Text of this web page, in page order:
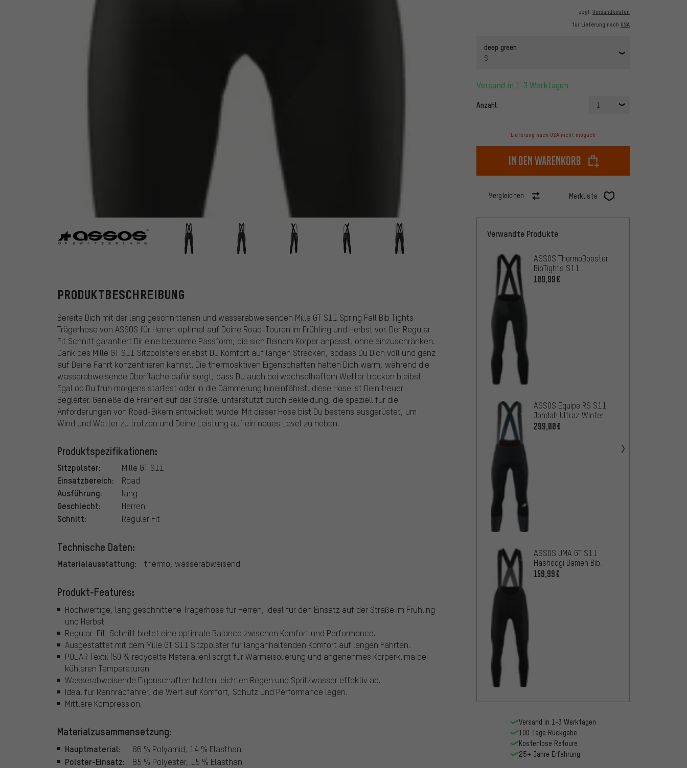
zzgl. Versandkosten
für Lieferung nach USA
deep green
S
Versand in 1-3 Werktagen
Anzahl: 1
Lieferung nach USA nicht möglich
In den Warenkorb
Vergleichen Merkliste
PRODUKTBESCHREIBUNG
Bereite Dich mit der lang geschnittenen und wasserabweisenden Mille GT S11 Spring Fall Bib Tights
Trägerhose von ASSOS für Herren optimal auf Deine Road-Touren im Frühling und Herbst vor. Der Regular
Fit Schnitt garantiert Dir eine bequeme Passform, die sich Deinem Körper anpasst, ohne einzuschränken.
Dank des Mille GT S11 Sitzpolsters erlebst Du Komfort auf langen Strecken, sodass Du Dich voll und ganz
auf Deine Fahrt konzentrieren kannst. Die thermoaktiven Eigenschaften halten Dich warm, während die
wasserabweisende Oberfläche dafür sorgt, dass Du auch bei wechselhaftem Wetter trocken bleibst.
Egal ob Du früh morgens startest oder in die Dämmerung hineinfährst, diese Hose ist Dein treuer
Begleiter. Genieße die Freiheit auf der Straße, unterstützt durch Bekleidung, die speziell für die
Anforderungen von Road-Bikern entwickelt wurde. Mit dieser Hose bist Du bestens ausgerüstet, um
Wind und Wetter zu trotzen und Deine Leistung auf ein neues Level zu heben.
Produktspezifikationen:
Sitzpolster: Mille GT S11
Einsatzbereich: Road
Ausführung: lang
Geschlecht: Herren
Schnitt: Regular Fit
Technische Daten:
Materialausstattung: thermo, wasserabweisend
Produkt-Features:
Hochwertige, lang geschnittene Trägerhose für Herren, ideal für den Einsatz auf der Straße im Frühling
und Herbst.
Regular-Fit-Schnitt bietet eine optimale Balance zwischen Komfort und Performance.
Ausgestattet mit dem Mille GT S11 Sitzpolster für langanhaltenden Komfort auf langen Fahrten.
POLAR Textil (50 % recycelte Materialien) sorgt für Wärmeisolierung und angenehmes Körperklima bei
kühleren Temperaturen.
Wasserabweisende Eigenschaften halten leichten Regen und Spritzwasser effektiv ab.
Ideal für Rennradfahrer, die Wert auf Komfort, Schutz und Performance legen.
Mittlere Kompression.
Materialzusammensetzung:
Hauptmaterial: 86 % Polyamid, 14 % Elasthan
Polster-Einsatz: 85 % Polyester, 15 % Elasthan
Verwandte Produkte
ASSOS ThermoBooster
BibTights S11
Trägerhose
109,99€
ASSOS Equipe RS S11
Johdah Ultraz Winter
Bib Tights Trägerhose
299,00€
ASSOS UMA GT S11
Hashoogi Damen Bib
Tights Trägerhose
159,99€
Versand in 1-3 Werktagen
100 Tage Rückgabe
Kostenlose Retoure
25+ Jahre Erfahrung